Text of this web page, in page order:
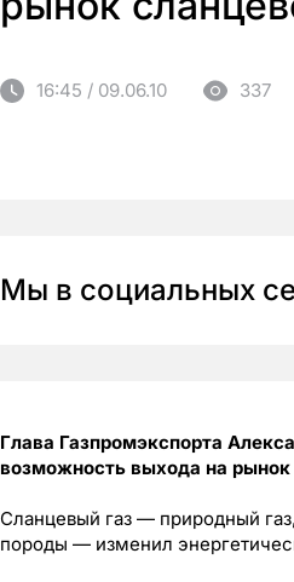
16:45 / 09.06.10 337
Мы в социальных
Глава Газпромэкспорта
возможность выхода на
Сланцевый газ — природный
породы — изменил